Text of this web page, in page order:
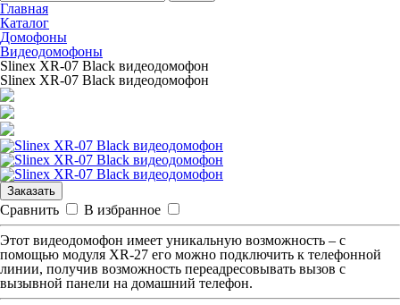
Главная
Каталог
Домофоны
Видеодомофоны
Slinex XR-07 Black видеодомофон
Slinex XR-07 Black видеодомофон
Заказать
Сравнить
В избранное
Этот видеодомофон имеет уникальную возможность – с
помощью модуля XR-27 его можно подключить к телефонной
линии, получив возможность переадресовывать вызов с
вызывной панели на домашний телефон.